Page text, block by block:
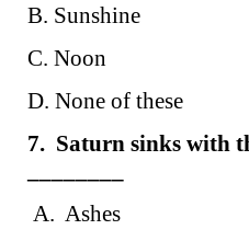
B. Sunshine
C. Noon
D. None of these
7. Saturn sinks with
A. Ashes